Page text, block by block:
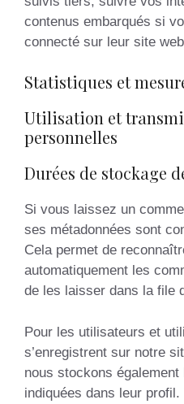
contenus embarqués si
connecté sur leur site
Statistiques et
Utilisation et
personnelles
Durées de stockage
Si vous laissez un
ses métadonnées sont
Cela permet de
automatiquement les
de les laisser dans la file
Pour les utilisateurs et
s’enregistrent sur notre
nous stockons
indiquées dans leur